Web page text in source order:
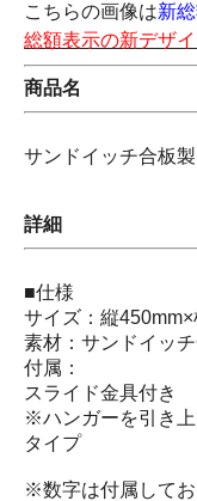
こちらの画像は新
総額表示の新デザ
商品名
サンドイッチ合板
詳細
■仕様
サイズ：縦
素材：サンドイッ
付属：
スライド金具付き
※ハンガーを引き
タイプ
※数字は付属してお